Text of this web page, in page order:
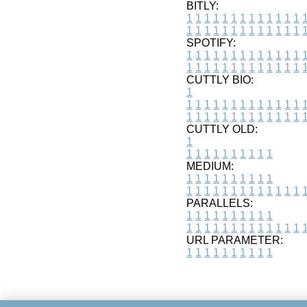
BITLY:
1 1 1 1 1 1 1 1 1 1 1 1 1 1
1 1 1 1 1 1 1 1 1 1 1 1 1 1
SPOTIFY:
1 1 1 1 1 1 1 1 1 1 1 1 1 1
1 1 1 1 1 1 1 1 1 1 1 1 1 1
CUTTLY BIO:
1
1 1 1 1 1 1 1 1 1 1 1 1 1 1
1 1 1 1 1 1 1 1 1 1 1 1 1 1
CUTTLY OLD:
1
1 1 1 1 1 1 1 1 1 1
MEDIUM:
1 1 1 1 1 1 1 1 1 1
1 1 1 1 1 1 1 1 1 1 1 1 1 1
PARALLELS:
1 1 1 1 1 1 1 1 1 1
1 1 1 1 1 1 1 1 1 1 1 1 1 1
URL PARAMETER:
1 1 1 1 1 1 1 1 1 1